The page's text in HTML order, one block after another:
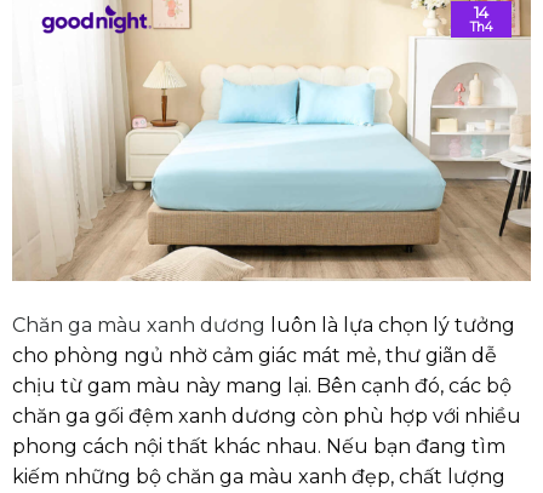
14
Th4
Chăn ga màu xanh dương
luôn là lựa chọn lý tưởng
cho phòng ngủ nhờ cảm giác mát mẻ, thư giãn dễ
chịu từ gam màu này mang lại. Bên cạnh đó, các bộ
chăn ga gối đệm xanh dương còn phù hợp với nhiều
phong cách nội thất khác nhau. Nếu bạn đang tìm
kiếm những bộ chăn ga màu xanh đẹp, chất lượng